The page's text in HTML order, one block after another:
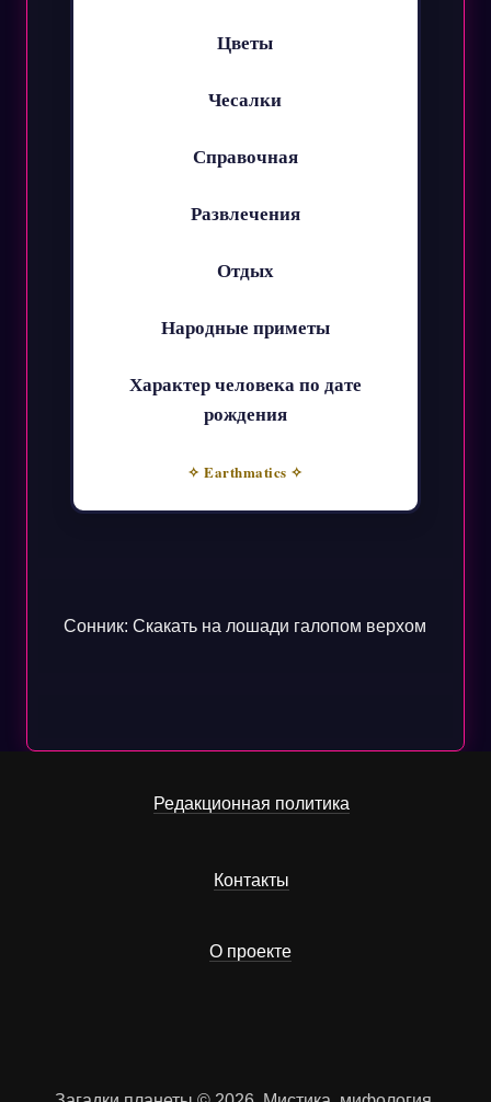
Цветы
Чесалки
Справочная
Развлечения
Отдых
Народные приметы
Характер человека по дате
рождения
✧ Earthmatics ✧
Сонник: Скакать на лошади галопом верхом
Редакционная политика
Контакты
О проекте